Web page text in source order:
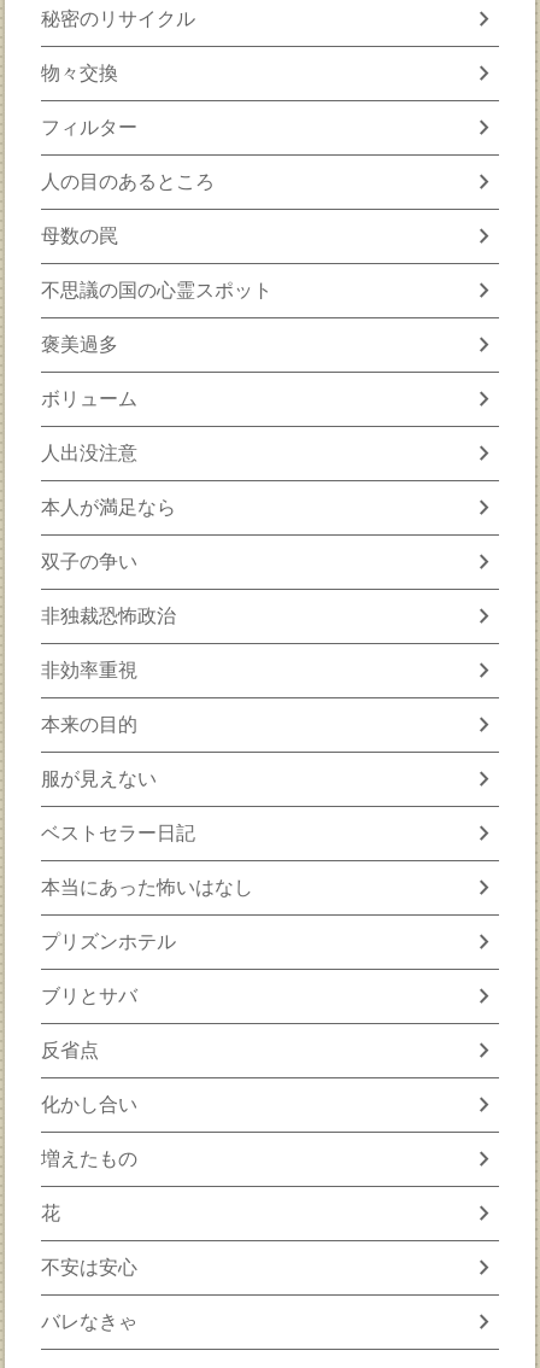
秘密のリサイクル chevron_right
物々交換 chevron_right
フィルター chevron_right
人の目のあるところ chevron_right
母数の罠 chevron_right
不思議の国の心霊スポット chevron_right
褒美過多 chevron_right
ボリューム chevron_right
人出没注意 chevron_right
本人が満足なら chevron_right
双子の争い chevron_right
非独裁恐怖政治 chevron_right
非効率重視 chevron_right
本来の目的 chevron_right
服が見えない chevron_right
ベストセラー日記 chevron_right
本当にあった怖いはなし chevron_right
プリズンホテル chevron_right
ブリとサバ chevron_right
反省点 chevron_right
化かし合い chevron_right
増えたもの chevron_right
花 chevron_right
不安は安心 chevron_right
バレなきゃ chevron_right